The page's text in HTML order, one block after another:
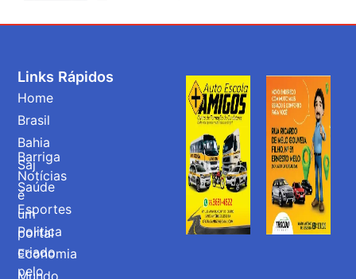
Barriga
Notícias
é
um
portal
criado
pelo
Links Rápidos
Home
Brasil
Bahia
Saj
Saúde
Esportes
Politica
Economia